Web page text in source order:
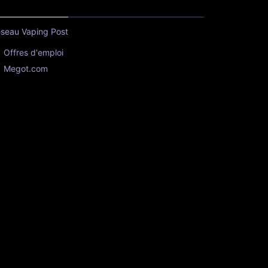
Vaping Post
Offres d'emploi
Megot.com